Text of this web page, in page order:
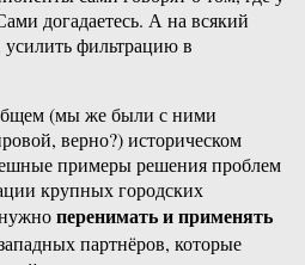
догадаетесь. А на всякий
фильтрацию в
(мы же были с ними
верно?) историческом
примеры решения проблем
крупных городских
перенимать и применять
партнёров, которые